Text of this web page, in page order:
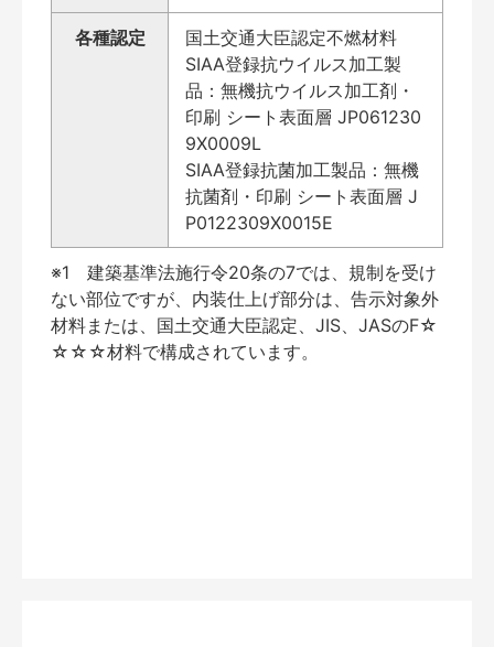
各種認定
国土交通大臣認定不燃材料
SIAA登録抗ウイルス加工製
品：無機抗ウイルス加工剤・
印刷 シート表面層 JP061230
9X0009L
SIAA登録抗菌加工製品：無機
抗菌剤・印刷 シート表面層 J
P0122309X0015E
※1 建築基準法施行令20条の7では、規制を受け
ない部位ですが、内装仕上げ部分は、告示対象外
材料または、国土交通大臣認定、JIS、JASのF☆
☆☆☆材料で構成されています。